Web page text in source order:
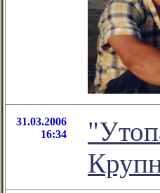
31.03.2006
16:34